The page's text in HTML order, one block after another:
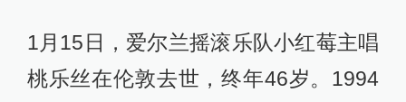
1月15日，爱尔兰摇滚乐队小红莓主唱
桃乐丝在伦敦去世，终年46岁。1994